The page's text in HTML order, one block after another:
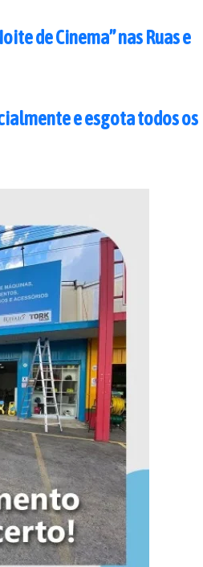
de Cinema” nas Ruas e
e esgota todos os